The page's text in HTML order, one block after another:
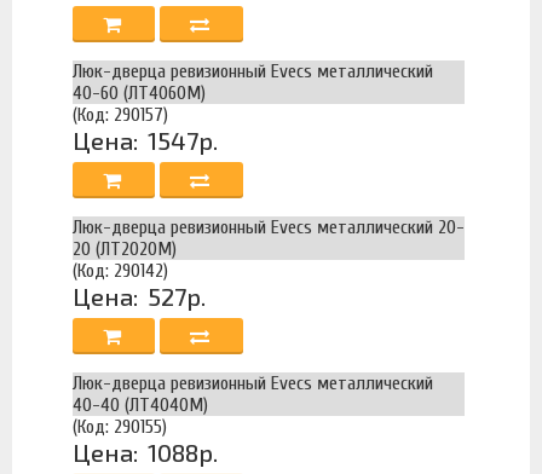
Люк-дверца ревизионный Evecs металлический
40-60 (ЛТ4060М)
(Код: 290157)
Цена: 1547р.
Люк-дверца ревизионный Evecs металлический 20-
20 (ЛТ2020М)
(Код: 290142)
Цена: 527р.
Люк-дверца ревизионный Evecs металлический
40-40 (ЛТ4040М)
(Код: 290155)
Цена: 1088р.